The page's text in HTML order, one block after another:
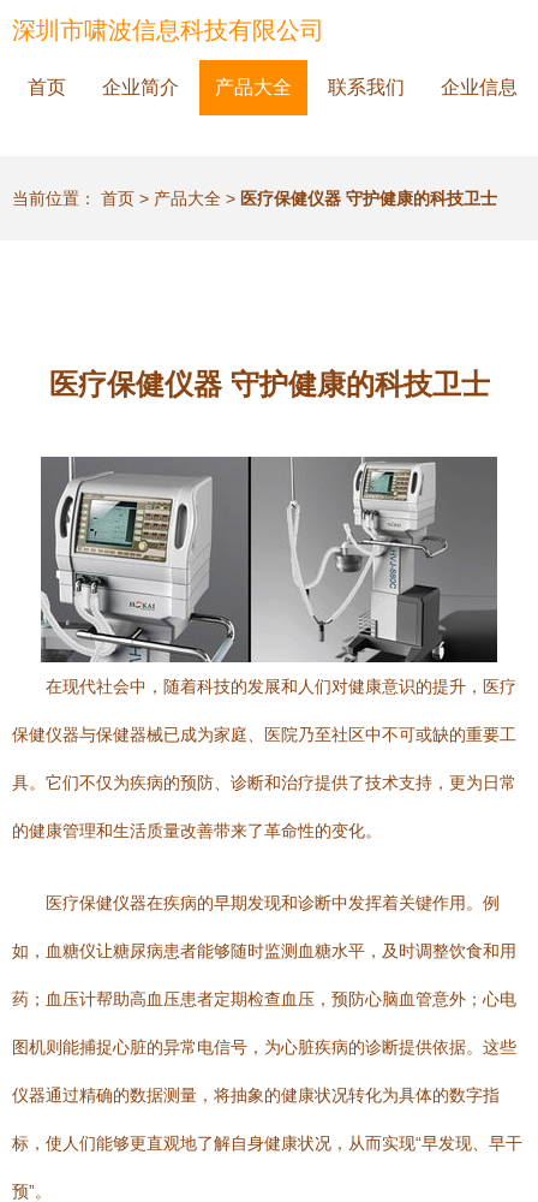
深圳市啸波信息科技有限公司
首页 企业简介 产品大全 联系我们 企业信息
当前位置： 首页 > 产品大全 > 医疗保健仪器 守护健康的科技卫士
医疗保健仪器 守护健康的科技卫士
在现代社会中，随着科技的发展和人们对健康意识的提升，医疗
保健仪器与保健器械已成为家庭、医院乃至社区中不可或缺的重要工
具。它们不仅为疾病的预防、诊断和治疗提供了技术支持，更为日常
的健康管理和生活质量改善带来了革命性的变化。
医疗保健仪器在疾病的早期发现和诊断中发挥着关键作用。例
如，血糖仪让糖尿病患者能够随时监测血糖水平，及时调整饮食和用
药；血压计帮助高血压患者定期检查血压，预防心脑血管意外；心电
图机则能捕捉心脏的异常电信号，为心脏疾病的诊断提供依据。这些
仪器通过精确的数据测量，将抽象的健康状况转化为具体的数字指
标，使人们能够更直观地了解自身健康状况，从而实现“早发现、早干
预”。